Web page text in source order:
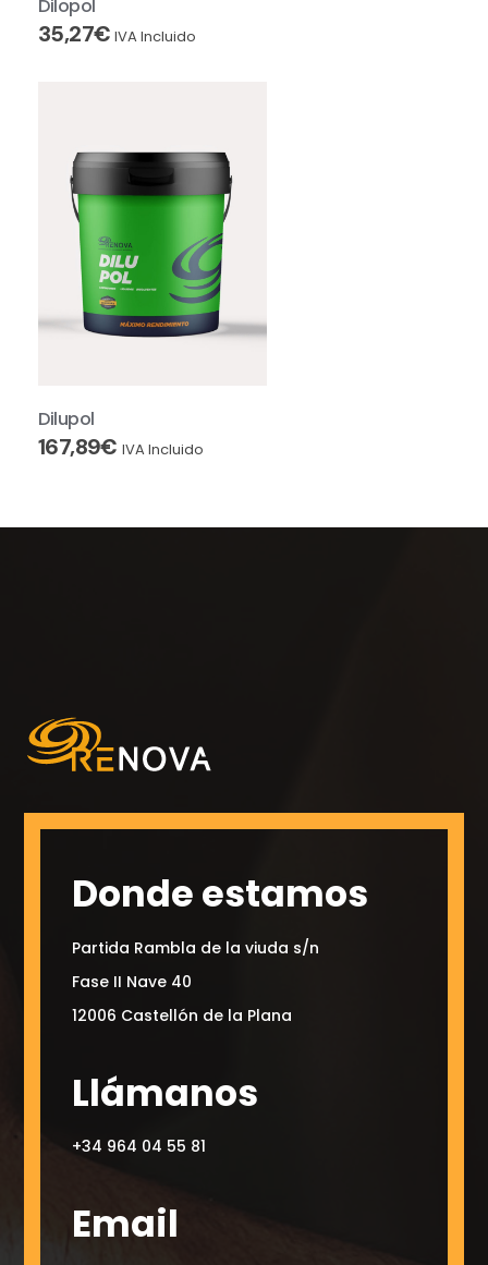
Dilopol
35,27€ IVA Incluido
Dilupol
167,89€ IVA Incluido
Donde estamos
Partida Rambla de la viuda s/n
Fase II Nave 40
12006 Castellón de la Plana
Llámanos
+34 964 04 55 81
Email